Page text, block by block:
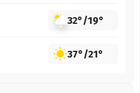
32°/19°
37°/21°